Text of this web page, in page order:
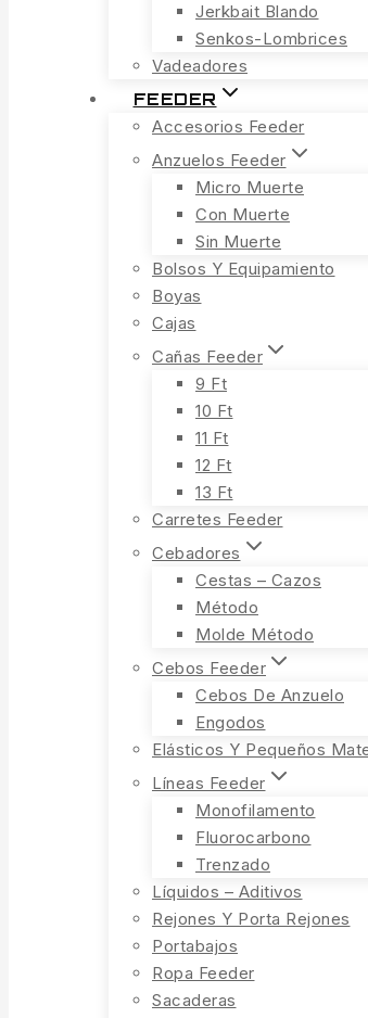
Jerkbait Blando
Senkos-Lombrices
Vadeadores
FEEDER
Accesorios Feeder
Anzuelos Feeder
Micro Muerte
Con Muerte
Sin Muerte
Bolsos Y Equipamiento
Boyas
Cajas
Cañas Feeder
9 Ft
10 Ft
11 Ft
12 Ft
13 Ft
Carretes Feeder
Cebadores
Cestas – Cazos
Método
Molde Método
Cebos Feeder
Cebos De Anzuelo
Engodos
Elásticos Y Pequeños
Líneas Feeder
Monofilamento
Fluorocarbono
Trenzado
Líquidos – Aditivos
Rejones Y Porta Rejones
Portabajos
Ropa Feeder
Sacaderas